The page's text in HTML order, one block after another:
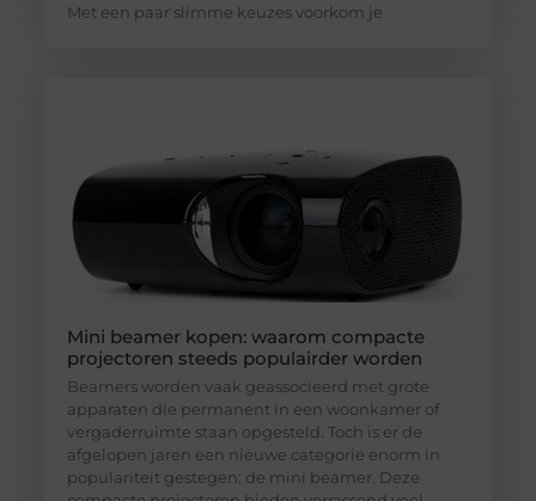
Met een paar slimme keuzes voorkom je
Mini beamer kopen: waarom compacte
projectoren steeds populairder worden
Beamers worden vaak geassocieerd met grote
apparaten die permanent in een woonkamer of
vergaderruimte staan opgesteld. Toch is er de
afgelopen jaren een nieuwe categorie enorm in
populariteit gestegen: de mini beamer. Deze